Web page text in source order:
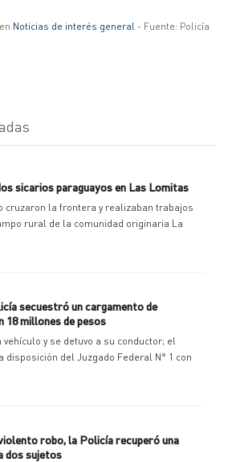
Noticias de interés general - Fuente: Policía
sicarios paraguayos en Las Lomitas
cruzaron la frontera y realizaban trabajos
rural de la comunidad originaria La
secuestró un cargamento de
18 millones de pesos
y se detuvo a su conductor; el
disposición del Juzgado Federal N° 1 con
robo, la Policía recuperó una
dos sujetos